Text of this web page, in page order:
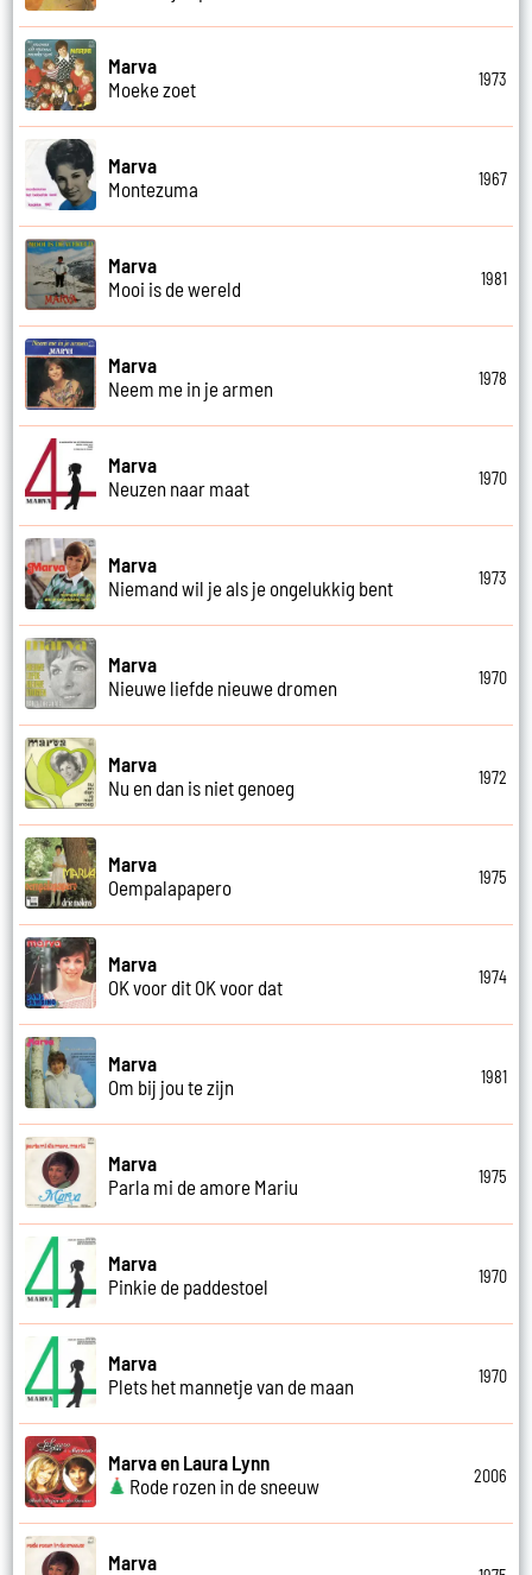
Marva
Moeke zoet
1973
Marva
Montezuma
1967
Marva
Mooi is de wereld
1981
Marva
Neem me in je armen
1978
Marva
Neuzen naar maat
1970
Marva
Niemand wil je als je ongelukkig bent
1973
Marva
Nieuwe liefde nieuwe dromen
1970
Marva
Nu en dan is niet genoeg
1972
Marva
Oempalapapero
1975
Marva
OK voor dit OK voor dat
1974
Marva
Om bij jou te zijn
1981
Marva
Parla mi de amore Mariu
1975
Marva
Pinkie de paddestoel
1970
Marva
Plets het mannetje van de maan
1970
Marva en Laura Lynn
Rode rozen in de sneeuw
2006
Marva